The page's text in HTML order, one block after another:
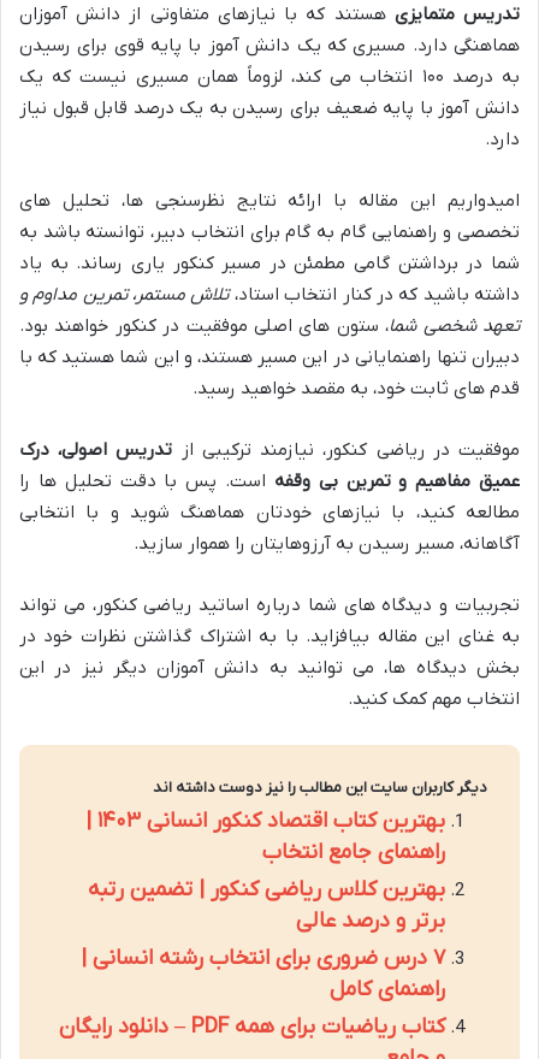
تدریس متمایزی هستند که با نیازهای متفاوتی از دانش آموزان
هماهنگی دارد. مسیری که یک دانش آموز با پایه قوی برای رسیدن
به درصد ۱۰۰ انتخاب می کند، لزوماً همان مسیری نیست که یک
دانش آموز با پایه ضعیف برای رسیدن به یک درصد قابل قبول نیاز
دارد.
امیدواریم این مقاله با ارائه نتایج نظرسنجی ها، تحلیل های
تخصصی و راهنمایی گام به گام برای انتخاب دبیر، توانسته باشد به
شما در برداشتن گامی مطمئن در مسیر کنکور یاری رساند. به یاد
داشته باشید که در کنار انتخاب استاد،تلاش مستمر، تمرین مداوم و
تعهد شخصی شما، ستون های اصلی موفقیت در کنکور خواهند بود.
دبیران تنها راهنمایانی در این مسیر هستند، و این شما هستید که با
قدم های ثابت خود، به مقصد خواهید رسید.
موفقیت در ریاضی کنکور، نیازمند ترکیبی از تدریس اصولی، درک
عمیق مفاهیم و تمرین بی وقفه است. پس با دقت تحلیل ها را
مطالعه کنید، با نیازهای خودتان هماهنگ شوید و با انتخابی
آگاهانه، مسیر رسیدن به آرزوهایتان را هموار سازید.
تجربیات و دیدگاه های شما درباره اساتید ریاضی کنکور، می تواند
به غنای این مقاله بیافزاید. با به اشتراک گذاشتن نظرات خود در
بخش دیدگاه ها، می توانید به دانش آموزان دیگر نیز در این
انتخاب مهم کمک کنید.
دیگر کاربران سایت این مطالب را نیز دوست داشته اند
راهنمای جامع انتخاب
بهترین کلاس ریاضی کنکور | تضمین رتبه
برتر و درصد عالی
۷ درس ضروری برای انتخاب رشته انسانی |
راهنمای کامل
کتاب ریاضیات برای همه PDF – دانلود رایگان